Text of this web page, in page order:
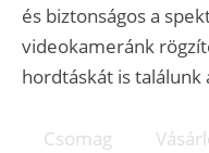
és biztonságos a
videokameránk
hordtáskát is találunk
Csomag